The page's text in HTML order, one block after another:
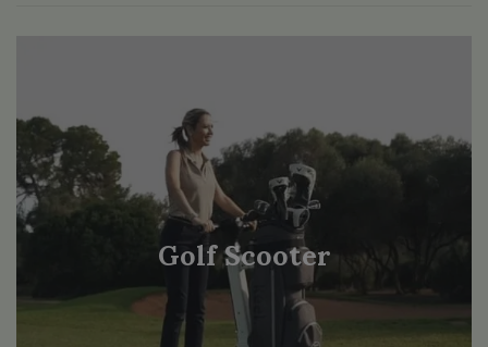
Golf Scooter